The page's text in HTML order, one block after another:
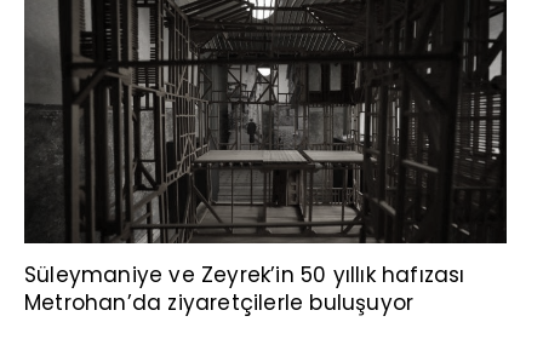
Süleymaniye ve Zeyrek’in 50 yıllık hafızası
Metrohan’da ziyaretçilerle buluşuyor